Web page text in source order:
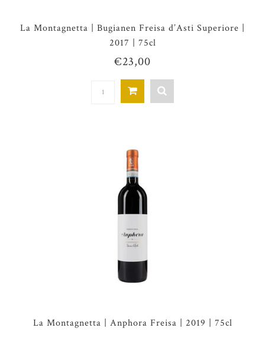
La Montagnetta | Bugianen Freisa d’Asti Superiore |
2017 | 75cl
€23,00
La Montagnetta | Anphora Freisa | 2019 | 75cl